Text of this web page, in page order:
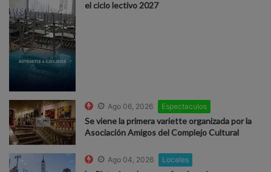
el ciclo lectivo 2027
Ago 06, 2026 Espectaculos
Se viene la primera variette organizada por la
Asociación Amigos del Complejo Cultural
Ago 04, 2026 Locales